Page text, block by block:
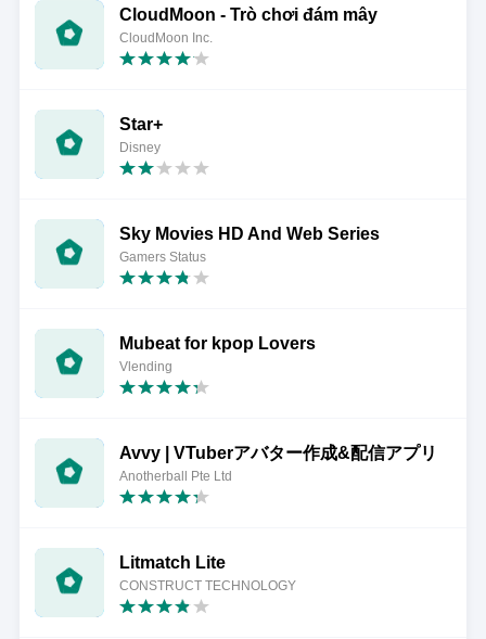
CloudMoon - Trò chơi đám mây
CloudMoon Inc.
Star+
Disney
Sky Movies HD And Web Series
Gamers Status
Mubeat for kpop Lovers
Vlending
Avvy | VTuberアバター作成&配信アプリ
Anotherball Pte Ltd
Litmatch Lite
CONSTRUCT TECHNOLOGY